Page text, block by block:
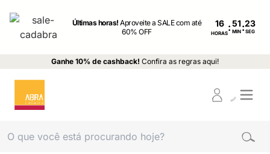
Últimas horas!Aproveite a SALE com até
60% OFF
16
HORAS: MIN : SEG
Ganhe 10% de cashback! Confira as regras aqui!